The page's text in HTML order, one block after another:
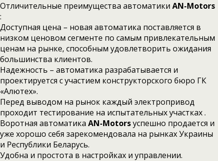
Отличительные преимущества автоматики AN-Motors
:
Доступная цена – новая автоматика поставляется в
низком ценовом сегменте по самым привлекательным
ценам на рынке, способным удовлетворить ожидания
большинства клиентов.
Надежность – автоматика разрабатывается и
проектируется с участием конструкторского бюро ГК
«Алютех».
Перед выводом на рынок каждый электропривод
проходит тестирование на испытательных участках .
Воротная автоматика AN-Motorsуспешно продается и
уже хорошо себя зарекомендовала на рынках Украины
и Республики Беларусь.
Удобна и простота в настройках и управлении.